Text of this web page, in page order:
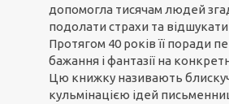
допомогла тисячам людей
подолати страхи та
Протягом 40 років її поради
бажання і фантазії на
Цю книжку називають
кульмінацією ідей